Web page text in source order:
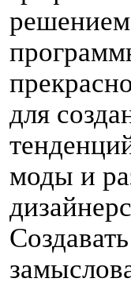
для
моды и
Создавать